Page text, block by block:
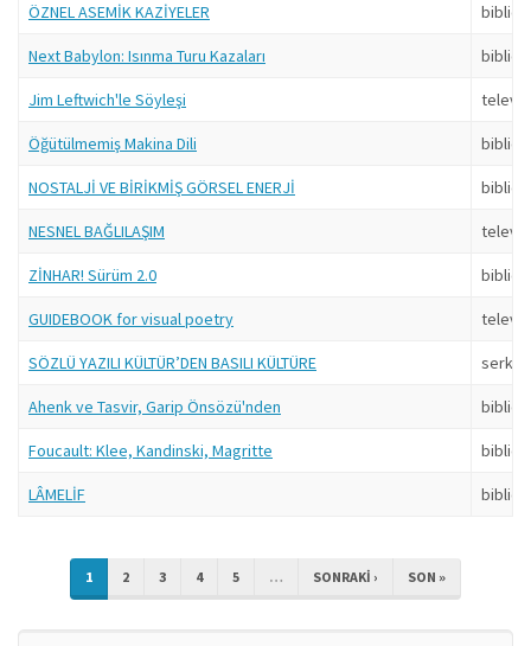
ÖZNEL ASEMİK KAZİYELER
Next Babylon: Isınma Turu Kazaları
Jim Leftwich'le Söyleşi
Öğütülmemiş Makina Dili
NOSTALJİ VE BİRİKMİŞ GÖRSEL ENERJİ
NESNEL BAĞLILAŞIM
ZİNHAR! Sürüm 2.0
GUIDEBOOK for visual poetry
SÖZLÜ YAZILI KÜLTÜR’DEN BASILI KÜLTÜRE
Ahenk ve Tasvir, Garip Önsözü'nden
Foucault: Klee, Kandinski, Magritte
LÂMELİF
1 2 3 4 5 … SONRAKI › SON »